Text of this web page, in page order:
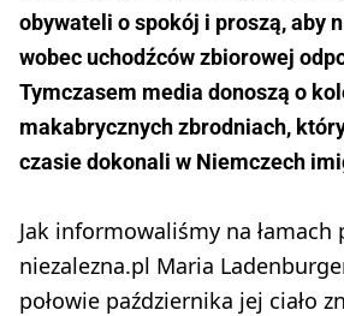
obywateli o spokój i proszą, aby
wobec uchodźców zbiorowej
Tymczasem media donoszą o
makabrycznych zbrodniach,
czasie dokonali w Niemczech
Jak informowaliśmy na łamach
niezalezna.pl Maria
połowie października jej ciało